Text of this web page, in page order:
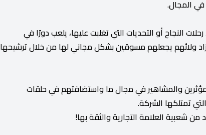
المجال.
النجاح أو التحديات التي تغلبت عليها، يلعب دورًا في
ولائهم يجعلهم مسوقين بشكل مجاني لها من خلال ترشيحها
والمشاهير في مجال ما واستضافتهم في حلقات
تمتلكها الشركة.
شعبية العلامة التجارية والثقة بها!